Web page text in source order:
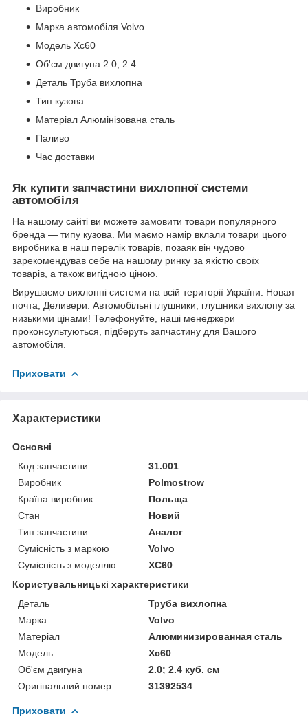
Виробник
Марка автомобіля Volvo
Модель Xc60
Об'єм двигуна 2.0, 2.4
Деталь Труба вихлопна
Тип кузова
Матеріал Алюмінізована сталь
Паливо
Час доставки
Як купити запчастини вихлопної системи
автомобіля
На нашому сайті ви можете замовити товари популярного
бренда — типу кузова. Ми маємо намір вклали товари цього
виробника в наш перелік товарів, позаяк він чудово
зарекомендував себе на нашому ринку за якістю своїх
товарів, а також вигідною ціною.
Вирушаємо вихлопні системи на всій території України. Новая
почта, Деливери. Автомобільні глушники, глушники вихлопу за
низькими цінами! Телефонуйте, наші менеджери
проконсультуються, підберуть запчастину для Вашого
автомобіля.
Приховати
Характеристики
Основні
Код запчастини
31.001
Виробник
Polmostrow
Країна виробник
Польща
Стан
Новий
Тип запчастини
Аналог
Сумісність з маркою
Volvo
Сумісність з моделлю
XC60
Користувальницькі характеристики
Деталь
Труба вихлопна
Марка
Volvo
Матеріал
Алюминизированная сталь
Мoдель
Xc60
Об'єм двигуна
2.0; 2.4 куб. см
Оригінальний номер
31392534
Приховати